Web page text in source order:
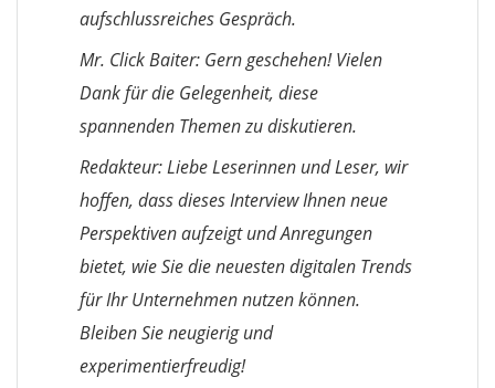
aufschlussreiches Gespräch.
Mr. Click Baiter: Gern geschehen! Vielen
Dank für die Gelegenheit, diese
spannenden Themen zu diskutieren.
Redakteur: Liebe Leserinnen und Leser, wir
hoffen, dass dieses Interview Ihnen neue
Perspektiven aufzeigt und Anregungen
bietet, wie Sie die neuesten digitalen Trends
für Ihr Unternehmen nutzen können.
Bleiben Sie neugierig und
experimentierfreudig!